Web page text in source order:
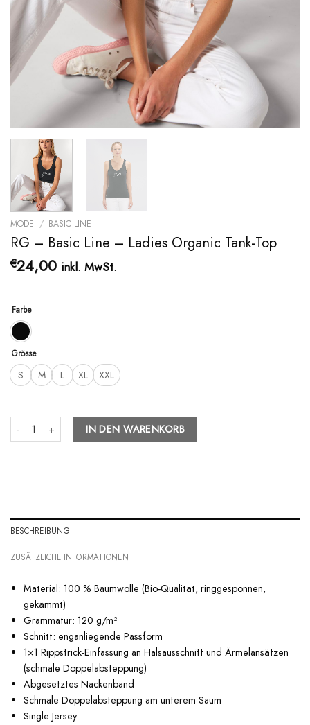
MODE / BASIC LINE
RG – Basic Line – Ladies Organic Tank-Top
€24,00 inkl. MwSt.
Farbe
Grösse
S M L XL XXL
RG - Basic Line - Ladies Organic Tank-Top Menge
IN DEN WARENKORB
BESCHREIBUNG
ZUSÄTZLICHE INFORMATIONEN
Material: 100 % Baumwolle (Bio-Qualität, ringgesponnen,
gekämmt)
Grammatur: 120 g/m²
Schnitt: enganliegende Passform
1×1 Rippstrick-Einfassung an Halsausschnitt und Ärmelansätzen
(schmale Doppelabsteppung)
Abgesetztes Nackenband
Schmale Doppelabsteppung am unterem Saum
Single Jersey